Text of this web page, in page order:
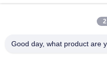
Good day, what product are